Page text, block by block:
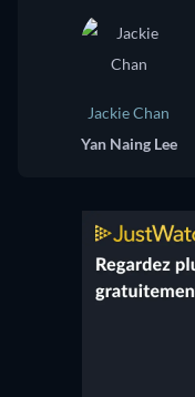
Jackie Chan
Yan Naing Lee